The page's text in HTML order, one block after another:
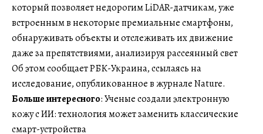
который позволяет недорогим LiDAR-датчикам, уже
встроенным в некоторые премиальные смартфоны,
обнаруживать объекты и отслеживать их движение
даже за препятствиями, анализируя рассеянный свет
Об этом сообщает РБК-Украина, ссылаясь на
исследование, опубликованное в журнале Nature.
Больше интересного: Ученые создали электронную
кожу с ИИ: технология может заменить классические
смарт-устройства